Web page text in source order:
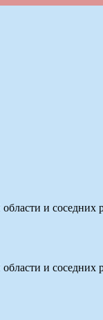
и соседних
и соседних